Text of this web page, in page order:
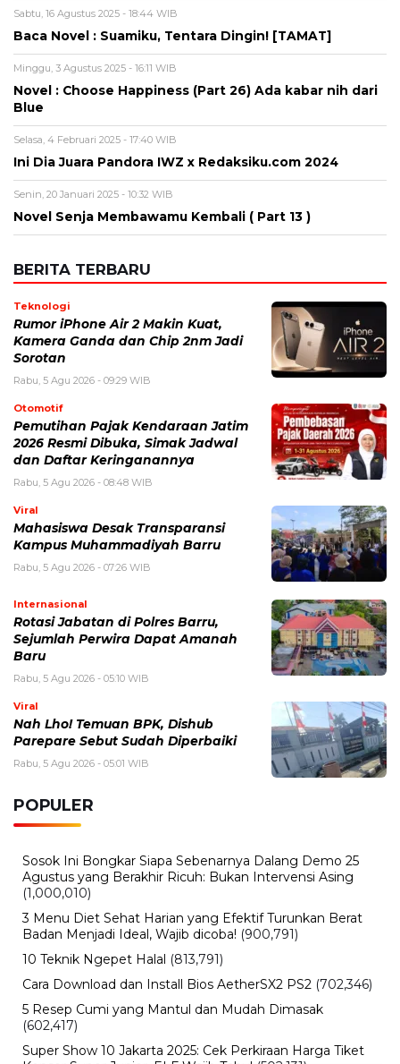
Sabtu, 16 Agustus 2025 - 18:44 WIB
Baca Novel : Suamiku, Tentara Dingin! [TAMAT]
Minggu, 3 Agustus 2025 - 16:11 WIB
Novel : Choose Happiness (Part 26) Ada kabar nih dari
Blue
Selasa, 4 Februari 2025 - 17:40 WIB
Ini Dia Juara Pandora IWZ x Redaksiku.com 2024
Senin, 20 Januari 2025 - 10:32 WIB
Novel Senja Membawamu Kembali ( Part 13 )
BERITA TERBARU
Teknologi
Rumor iPhone Air 2 Makin Kuat,
Kamera Ganda dan Chip 2nm Jadi
Sorotan
Rabu, 5 Agu 2026 - 09:29 WIB
Otomotif
Pemutihan Pajak Kendaraan Jatim
2026 Resmi Dibuka, Simak Jadwal
dan Daftar Keringanannya
Rabu, 5 Agu 2026 - 08:48 WIB
Viral
Mahasiswa Desak Transparansi
Kampus Muhammadiyah Barru
Rabu, 5 Agu 2026 - 07:26 WIB
Internasional
Rotasi Jabatan di Polres Barru,
Sejumlah Perwira Dapat Amanah
Baru
Rabu, 5 Agu 2026 - 05:10 WIB
Viral
Nah Lho! Temuan BPK, Dishub
Parepare Sebut Sudah Diperbaiki
Rabu, 5 Agu 2026 - 05:01 WIB
POPULER
Sosok Ini Bongkar Siapa Sebenarnya Dalang Demo 25
Agustus yang Berakhir Ricuh: Bukan Intervensi Asing
(1,000,010)
3 Menu Diet Sehat Harian yang Efektif Turunkan Berat
Badan Menjadi Ideal, Wajib dicoba! (900,791)
10 Teknik Ngepet Halal (813,791)
Cara Download dan Install Bios AetherSX2 PS2 (702,346)
5 Resep Cumi yang Mantul dan Mudah Dimasak
(602,417)
Super Show 10 Jakarta 2025: Cek Perkiraan Harga Tiket